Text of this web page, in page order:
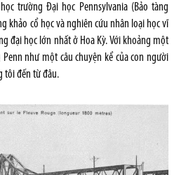
trường Đại học Pennsylvania (Bảo tàng
khảo cổ học và nghiên cứu nhân loại học vĩ
đại học lớn nhất ở Hoa Kỳ. Với khoảng một
như một câu chuyện kể của con người
tôi đến từ đâu.